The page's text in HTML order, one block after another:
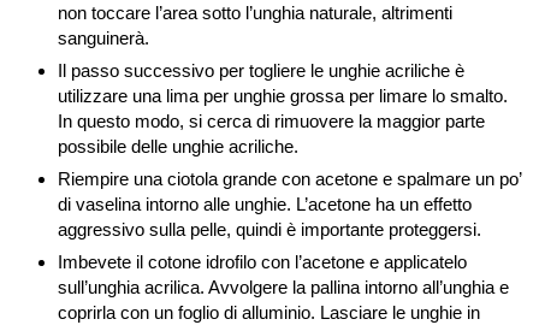
non toccare l’area sotto l’unghia naturale, altrimenti
sanguinerà.
Il passo successivo per togliere le unghie acriliche è
utilizzare una lima per unghie grossa per limare lo smalto.
In questo modo, si cerca di rimuovere la maggior parte
possibile delle unghie acriliche.
Riempire una ciotola grande con acetone e spalmare un po’
di vaselina intorno alle unghie. L’acetone ha un effetto
aggressivo sulla pelle, quindi è importante proteggersi.
Imbevete il cotone idrofilo con l’acetone e applicatelo
sull’unghia acrilica. Avvolgere la pallina intorno all’unghia e
coprirla con un foglio di alluminio. Lasciare le unghie in